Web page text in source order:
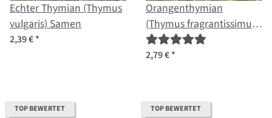
Echter Thymian (Thymus
vulgaris) Samen
2,39 €*
Orangenthymian
(Thymus fragrantissimus)
Samen
2,79 €*
TOP BEWERTET TOP BEWERTET